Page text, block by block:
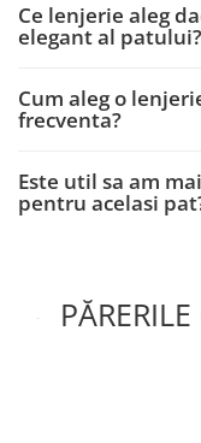
Ce lenjerie aleg
elegant al patului?
Cum aleg o
frecventa?
Este util sa am
pentru acelasi